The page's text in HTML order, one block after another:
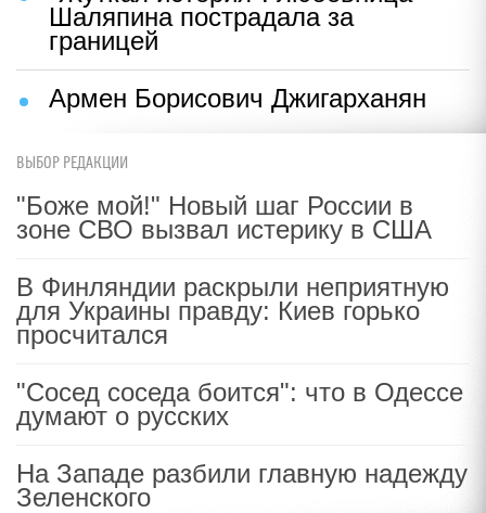
Шаляпина пострадала за
границей
Армен Борисович Джигарханян
ВЫБОР РЕДАКЦИИ
"Боже мой!" Новый шаг России в
зоне СВО вызвал истерику в США
В Финляндии раскрыли неприятную
для Украины правду: Киев горько
просчитался
"Сосед соседа боится": что в Одессе
думают о русских
На Западе разбили главную надежду
Зеленского